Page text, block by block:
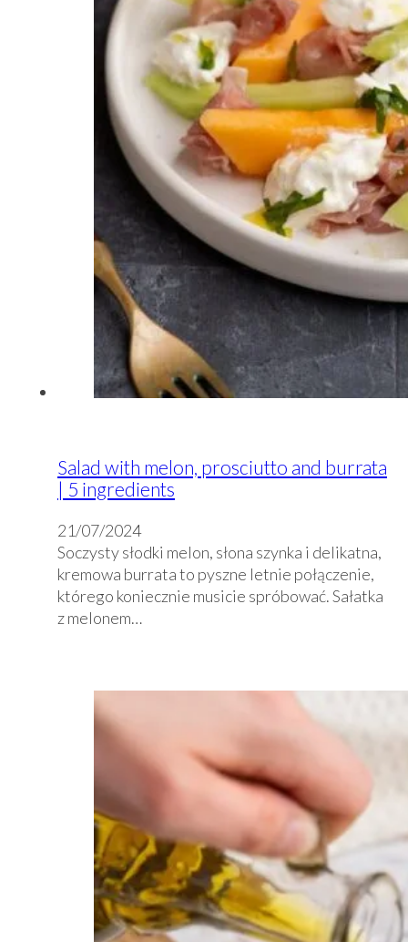
Salad with melon, prosciutto and burrata
| 5 ingredients
21/07/2024
Soczysty słodki melon, słona szynka i delikatna,
kremowa burrata to pyszne letnie połączenie,
którego koniecznie musicie spróbować. Sałatka
z melonem…